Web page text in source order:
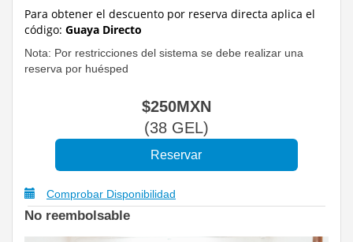
Para obtener el descuento por reserva directa aplica el
código: Guaya Directo
Nota: Por restricciones del sistema se debe realizar una
reserva por huésped
$250MXN
(38 GEL)
Comprobar Disponibilidad
No reembolsable